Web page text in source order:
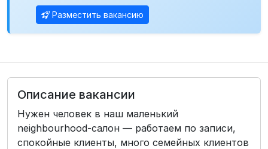
Разместить вакансию
Описание вакансии
Нужен человек в наш маленький
neighbourhood-салон — работаем по записи,
спокойные клиенты, много семейных клиентов